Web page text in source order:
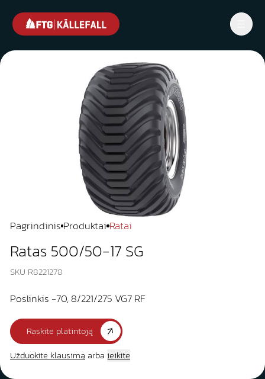
Pagrindinis ProduktaiRatai
Ratas 500/50-17 SG
SKU R8221278
Poslinkis -70, 8/221/275 VG7 RF
Raskite platintoją
Užduokite klausimą arba įeikite